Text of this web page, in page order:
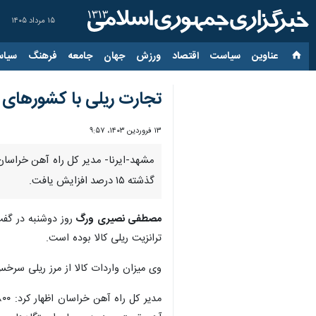
۱۵ مرداد ۱۴۰۵
عناوین‌ سیاست اقتصاد ورزش جهان جامعه فرهنگ
تجارت ریلی با
۱۳ فروردین ۱۴۰۳، ۹:۵۷